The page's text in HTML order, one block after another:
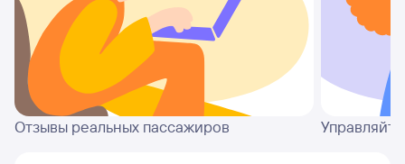
Отзывы реальных пассажиров